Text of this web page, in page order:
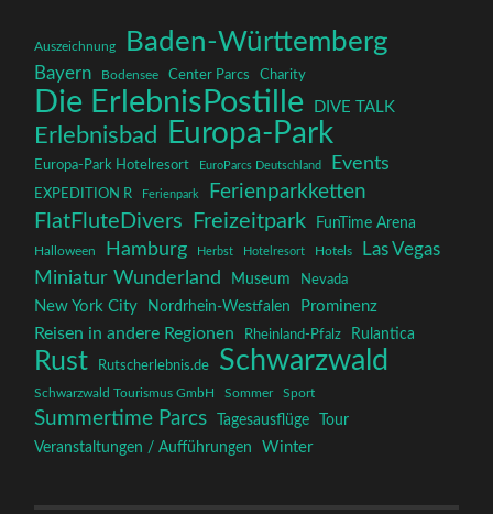
Auszeichnung Baden-Württemberg
Bayern Bodensee Center Parcs Charity
Die ErlebnisPostille DIVE TALK
Erlebnisbad Europa-Park
Europa-Park Hotelresort EuroParcs Deutschland Events
EXPEDITION R Ferienpark Ferienparkketten
FlatFluteDivers Freizeitpark FunTime Arena
Halloween Hamburg Herbst Hotelresort Hotels
Las Vegas
Miniatur Wunderland
Museum Nevada
New York City Nordrhein-Westfalen Prominenz
Reisen in andere Regionen Rheinland-Pfalz Rulantica
Rust Rutscherlebnis.de Schwarzwald
Schwarzwald Tourismus GmbH Sommer Sport
Summertime Parcs Tagesausflüge
Tour
Veranstaltungen / Aufführungen
Winter